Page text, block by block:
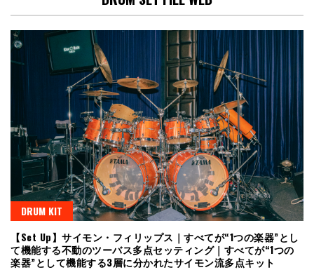
DRUM KIT
【Set Up】サイモン・フィリップス｜すべてが“1つの楽器”とし
て機能する不動のツーバス多点セッティング｜すべてが“1つの
楽器”として機能する3層に分かれたサイモン流多点キット